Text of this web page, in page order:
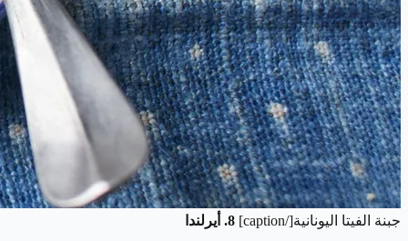
جبنة الفيتا اليونانية[/caption] 8. أيرلندا